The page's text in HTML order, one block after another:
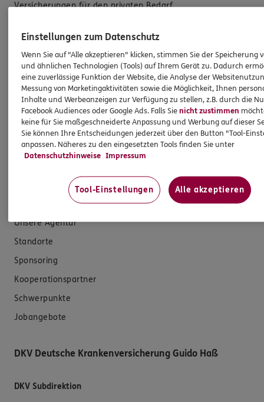
Versicherungen für den privaten Bedarf
Hilfe & Services
E-Mail schreiben
Schaden melden
Erstkontaktinformationen
EU-Offenlegungsvereinbarung
Datenverarbeitung
Das könnte Sie auch interessieren
Unsere Agentur
Standorte
Sponsoring
Kooperationspartner
Schwerpunkte
Jobangebote
DKV Deutsche Krankenversicherung Guido Haß
DKV Subdirektion
Einstellungen zum Datenschutz
Wenn Sie auf "Alle akzeptieren" klicken, stimmen Sie der Speicherung
und ähnlichen Technologien (Tools) auf Ihrem Gerät zu. Dadurch
eine zuverlässige Funktion der Website, die Analyse der
Messung von Marketingaktivitäten sowie die Möglichkeit, Ihnen
Inhalte und Werbeanzeigen zur Verfügung zu stellen, z.B. durch die
Facebook Audiences oder Google Ads. Falls Sienicht zustimmen
keine für Sie maßgeschneiderte Anpassung und Werbung auf dieser
Sie können Ihre Entscheidungen jederzeit über den Button "Tool-
anpassen. Näheres zu den eingesetzten Tools finden Sie unter
Datenschutzhinweise Impressum
Tool-Einstellungen Alle akzeptieren